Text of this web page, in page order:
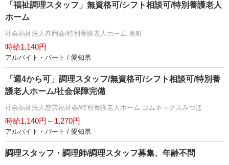
「福祉調理スタッフ」無資格可/シフト相談可/特別養護老人
ホーム
社会福祉法人春岡会/特別養護老人ホーム 奥町
時給1,140円
アルバイト・パート / 愛知県
「週4から可」調理スタッフ/無資格可/シフト相談可/特別養
護老人ホーム/社会保障完備
社会福祉法人慈雲福祉会/特別養護老人ホーム コムネックスみづほ
時給1,140円～1,270円
アルバイト・パート / 愛知県
調理スタッフ・調理師/調理スタッフ募集、年齢不問